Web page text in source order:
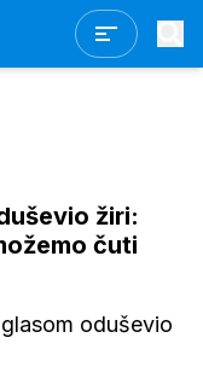
žiri:
čuti
oduševio